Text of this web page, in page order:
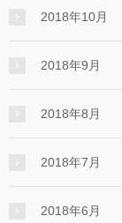
2018年10月
2018年9月
2018年8月
2018年7月
2018年6月